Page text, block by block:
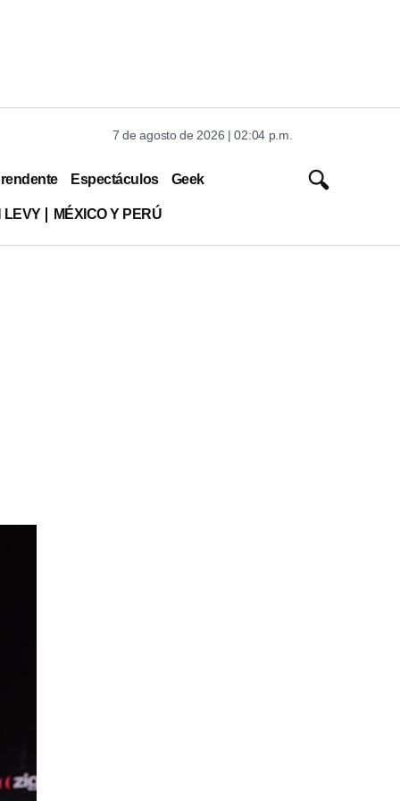
7 de agosto de 2026 | 02:04 p.m.
Espectáculos Geek
LEVY MÉXICO Y PERÚ